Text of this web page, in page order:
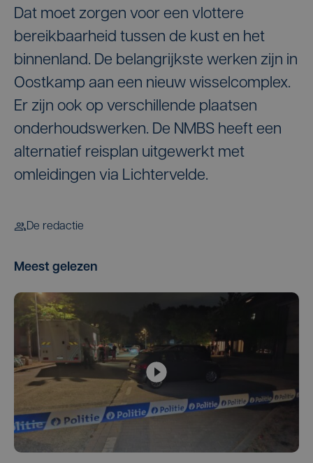
Dat moet zorgen voor een vlottere
bereikbaarheid tussen de kust en het
binnenland. De belangrijkste werken zijn in
Oostkamp aan een nieuw wisselcomplex.
Er zijn ook op verschillende plaatsen
onderhoudswerken. De NMBS heeft een
alternatief reisplan uitgewerkt met
omleidingen via Lichtervelde.
De redactie
Meest gelezen